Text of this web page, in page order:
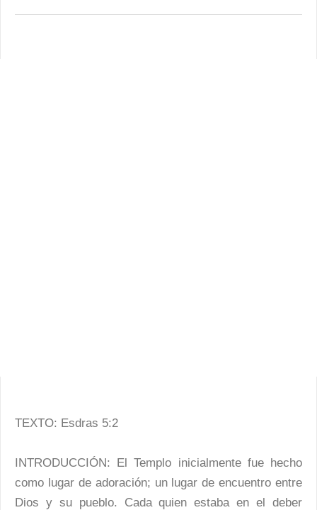
TEXTO: Esdras 5:2
INTRODUCCIÓN: El Templo inicialmente fue hecho
como lugar de adoración; un lugar de encuentro entre
Dios y su pueblo. Cada quien estaba en el deber